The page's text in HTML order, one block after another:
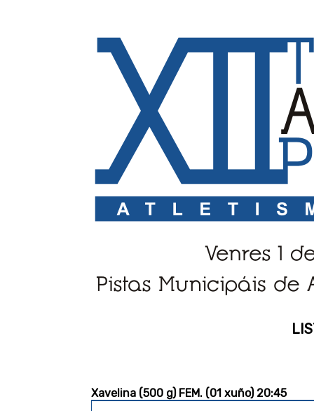
Xavelina (500 g) FEM. (01 xuño) 20:45